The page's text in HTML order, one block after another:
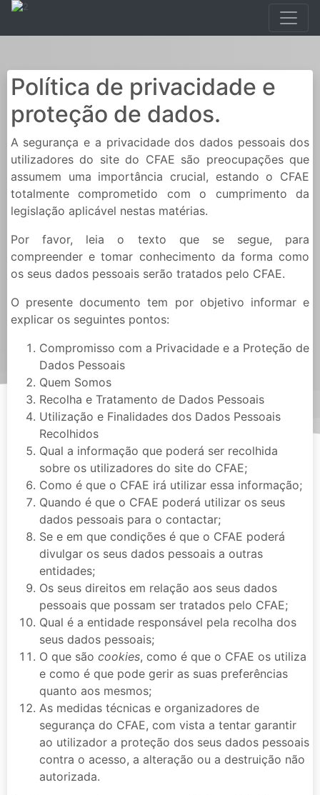
Política de privacidade e
proteção de dados.
A segurança e a privacidade dos dados pessoais dos
utilizadores do site do CFAE são preocupações que
assumem uma importância crucial, estando o CFAE
totalmente comprometido com o cumprimento da
legislação aplicável nestas matérias.
Por favor, leia o texto que se segue, para
compreender e tomar conhecimento da forma como
os seus dados pessoais serão tratados pelo CFAE.
O presente documento tem por objetivo informar e
explicar os seguintes pontos:
Compromisso com a Privacidade e a Proteção de
Dados Pessoais
Quem Somos
Recolha e Tratamento de Dados Pessoais
Utilização e Finalidades dos Dados Pessoais
Recolhidos
Qual a informação que poderá ser recolhida
sobre os utilizadores do site do CFAE;
Como é que o CFAE irá utilizar essa informação;
Quando é que o CFAE poderá utilizar os seus
dados pessoais para o contactar;
Se e em que condições é que o CFAE poderá
divulgar os seus dados pessoais a outras
entidades;
Os seus direitos em relação aos seus dados
pessoais que possam ser tratados pelo CFAE;
Qual é a entidade responsável pela recolha dos
seus dados pessoais;
O que são cookies, como é que o CFAE os utiliza
e como é que pode gerir as suas preferências
quanto aos mesmos;
As medidas técnicas e organizadores de
segurança do CFAE, com vista a tentar garantir
ao utilizador a proteção dos seus dados pessoais
contra o acesso, a alteração ou a destruição não
autorizada.